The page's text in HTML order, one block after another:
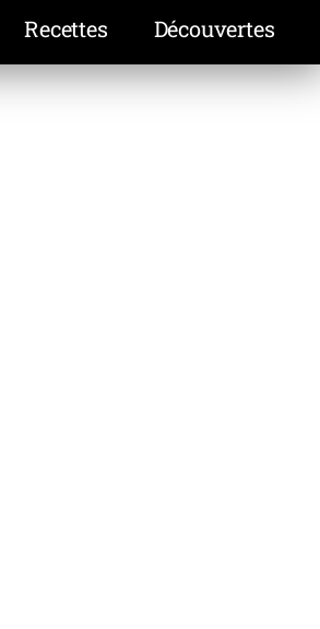
Recettes Découvertes